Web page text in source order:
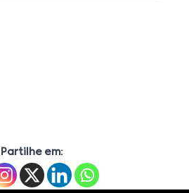
Partilhe em: